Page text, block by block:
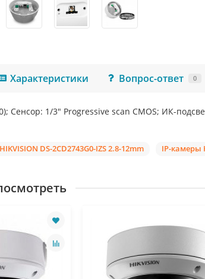
Характеристики Вопрос-ответ 0
Сенсор: 1/3" Progressive scan CMOS; ИК-
DS-2CD2743G0-IZS 2.8-12mm IP-камеры